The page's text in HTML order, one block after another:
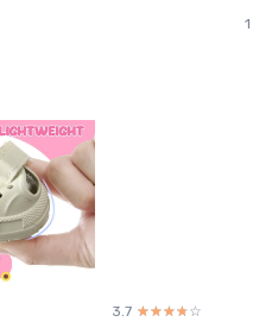
1
3.7 ☆☆☆☆☆
★★★★★